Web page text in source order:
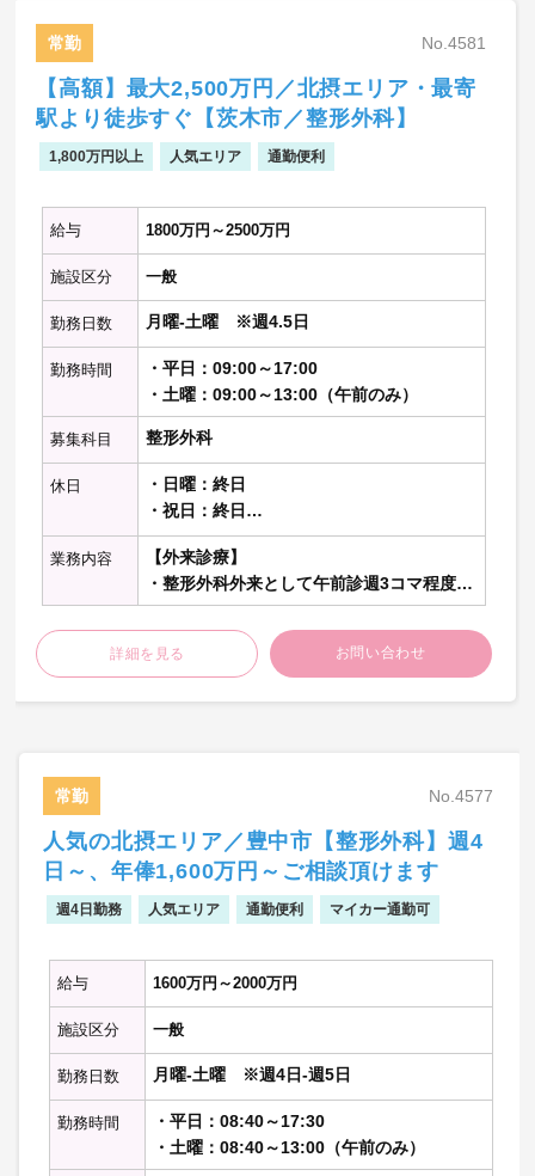
・週2コマ程度担当 ※外傷が中心（人工関
【救急対応】
・整形外科疾患を中心に随時対応（転倒に
よる外傷がメイン）救急車1～2台程度／
・病棟管理
・救急対応
【必要技能】
・手術可能な方（必須）
※記載の件数等は目安の数字です
常勤 No.4581
【高額】最大2,500万円／北摂エリア・最寄
駅より徒歩すぐ【茨木市／整形外科】
1,800万円以上 人気エリア 通勤便利
給与 1800万円～2500万円
施設区分 一般
勤務日数 月曜-土曜 ※週4.5日
勤務時間
・平日：09:00～17:00
・土曜：09:00～13:00（午前のみ）
募集科目 整形外科
休日
・日曜：終日
・祝日：終日
（その他1日）
※当直明けの午後は休み
業務内容
【外来診療】
・整形外科外来として午前診週3コマ程度・
夜診週1コマ程度を担当、1コマあたり15～
20名程度を担当
【病棟管理】
・主治医として10名程度を担当
・週2コマ程度を担当
【当直】
・病棟管理
※記載の件数等は目安の数字です
詳細を見る お問い合わせ
常勤 No.4577
人気の北摂エリア／豊中市【整形外科】週4
日～、年俸1,600万円～ご相談頂けます
週4日勤務 人気エリア 通勤便利 マイカー通勤可
給与 1600万円～2000万円
施設区分 一般
勤務日数 月曜-土曜 ※週4日-週5日
勤務時間
・平日：08:40～17:30
・土曜：08:40～13:00（午前のみ）